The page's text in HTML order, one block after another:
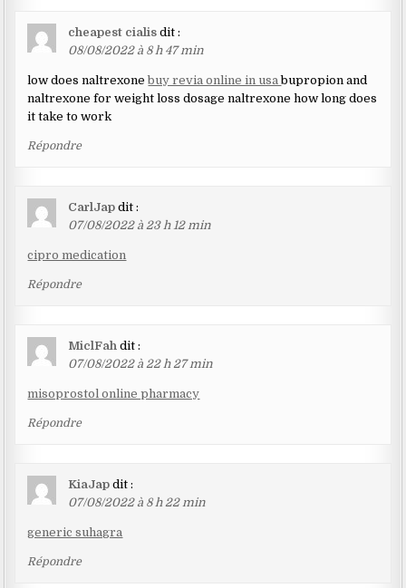
cheapest cialis dit :
08/08/2022 à 8 h 47 min
low does naltrexonebuy revia online in usabupropion and
naltrexone for weight loss dosage naltrexone how long does
it take to work
Répondre
CarlJap dit :
07/08/2022 à 23 h 12 min
cipro medication
Répondre
MiclFah dit :
07/08/2022 à 22 h 27 min
misoprostol online pharmacy
Répondre
KiaJap dit :
07/08/2022 à 8 h 22 min
generic suhagra
Répondre